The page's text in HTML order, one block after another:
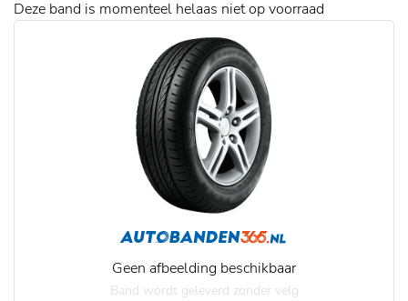
Deze band is momenteel helaas niet op voorraad
Geen afbeelding beschikbaar
Band wordt geleverd zonder velg